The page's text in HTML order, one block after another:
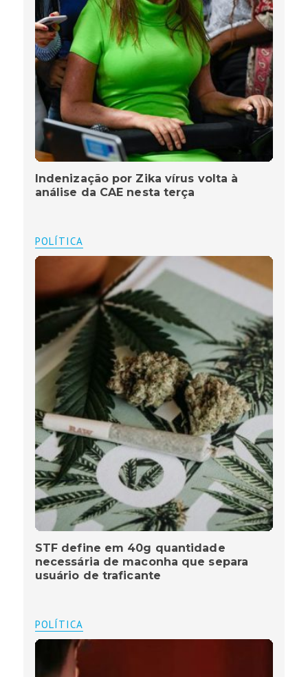
Indenização por Zika vírus volta à
análise da CAE nesta terça
POLÍTICA
STF define em 40g quantidade
necessária de maconha que separa
usuário de traficante
POLÍTICA